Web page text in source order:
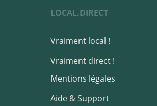
LOCAL.DIRECT
Vraiment local !
Vraiment direct !
Mentions légales
Aide & Support